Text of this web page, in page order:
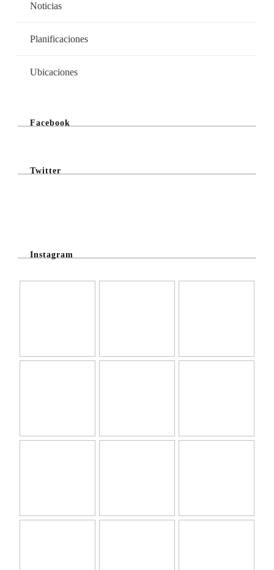
Noticias
Planificaciones
Ubicaciones
Facebook
Twitter
Instagram